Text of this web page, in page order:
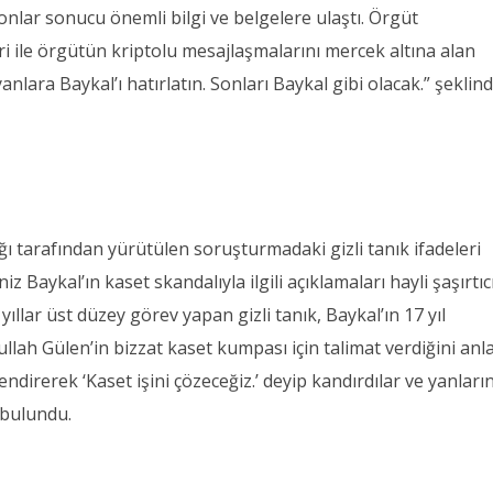
sonucu önemli bilgi ve belgelere ulaştı. Örgüt
ile örgütün kriptolu mesajlaşmalarını mercek altına alan
Baykal’ı hatırlatın. Sonları Baykal gibi olacak.”
tarafından yürütülen soruşturmadaki gizli tanık ifadeleri
Baykal’ın kaset skandalıyla ilgili açıklamaları hayli
üst düzey görev yapan gizli tanık, Baykal’ın 17 yıl
Gülen’in bizzat kaset kumpası için talimat verdiğini
‘Kaset işini çözeceğiz.’ deyip kandırdılar ve